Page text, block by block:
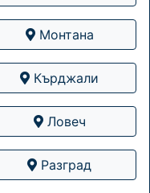
Монтана
Кърджали
Ловеч
Разград